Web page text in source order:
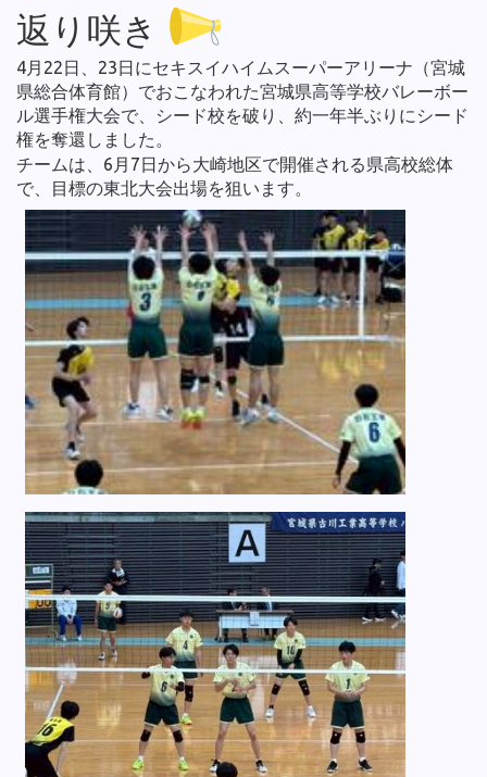
返り咲き
4月22日、23日にセキスイハイムスーパーアリーナ（宮城
県総合体育館）でおこなわれた宮城県高等学校バレーボー
ル選手権大会で、シード校を破り、約一年半ぶりにシード
権を奪還しました。
チームは、6月7日から大崎地区で開催される県高校総体
で、目標の東北大会出場を狙います。